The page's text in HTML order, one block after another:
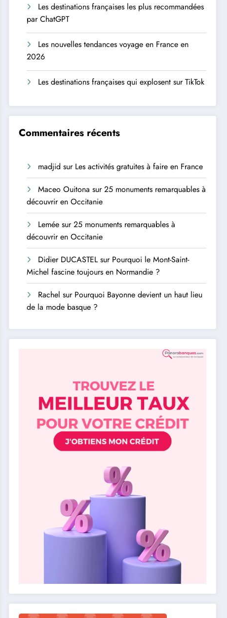
Les destinations françaises les plus recommandées
par ChatGPT
Les nouvelles tendances voyage en France en
2026
Les destinations françaises qui explosent sur TikTok
Commentaires récents
madjid sur Les activités gratuites à faire en France
Maceo Ouitona sur25 monuments remarquables à
découvrir en Occitanie
Lemée sur25 monuments remarquables à
découvrir en Occitanie
Didier DUCASTEL sur Pourquoi le Mont-Saint-
Michel fascine toujours en Normandie ?
Rachel sur Pourquoi Bayonne devient un haut lieu
de la mode basque ?